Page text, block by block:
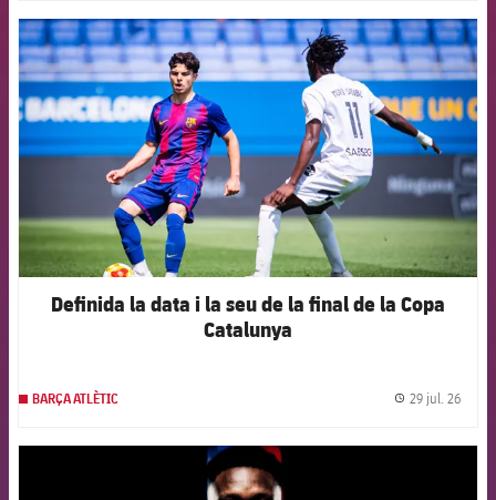
FCB Barcelona badge
Definida la data i la seu de la final de la Copa
Catalunya
BARÇA ATLÈTIC 29 jul. 26
FCB Barcelona badge